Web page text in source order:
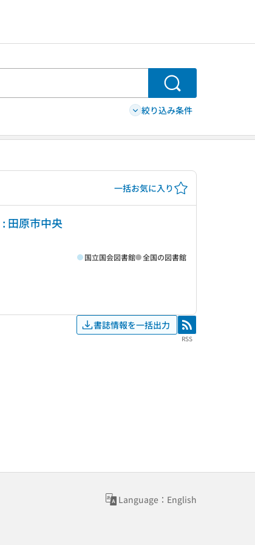
検索
絞り込み条件
一括お気に入り
田原市中央
国立国会図書館 全国の図書館
書誌情報を一括出力 RSS
RSS
Language：English